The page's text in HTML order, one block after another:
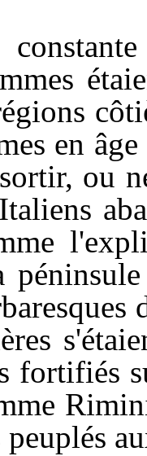
en
ou
fortifiés